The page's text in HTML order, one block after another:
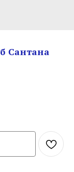
Сантана